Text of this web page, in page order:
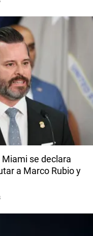
se declara
a Marco Rubio y